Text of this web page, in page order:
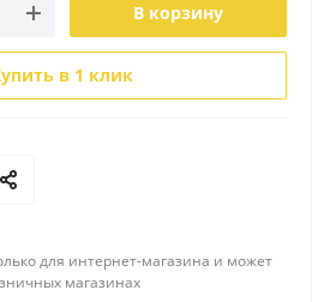
В корзину
в 1 клик
для интернет-магазина и может
магазинах